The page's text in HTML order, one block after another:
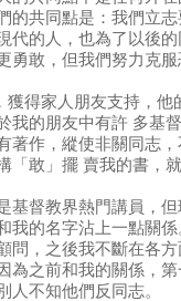
的共同點是：我們立
代的人，也為了以後
勇敢，但我們努力克
獲得家人朋友支持，
我的朋友中有許 多基
著作，縱使非關同志
「敢」擺 賣我的書，
基督教界熱門講員，
我的名字沾上一點關
問，之後我不斷在各
為之前和我的關係，
人不知他們反同志。